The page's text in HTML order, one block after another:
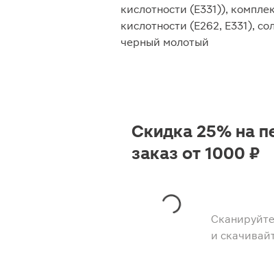
кислотности (Е331)),
кислотности (Е262, Е331),
черный молотый
и
Скидка 25% на
заказ от 1000 ₽